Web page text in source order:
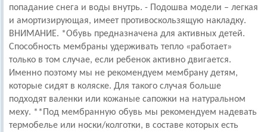
попадание снега и воды внутрь. - Подошва модели – легкая
и амортизирующая, имеет противоскользящую накладку.
ВНИМАНИЕ. *Обувь предназначена для активных детей.
Способность мембраны удерживать тепло «работает»
только в том случае, если ребенок активно двигается.
Именно поэтому мы не рекомендуем мембрану детям,
которые сидят в коляске. Для такого случая больше
подходят валенки или кожаные сапожки на натуральном
меху. **Под мембранную обувь мы рекомендуем надевать
термобелье или носки/колготки, в составе которых есть